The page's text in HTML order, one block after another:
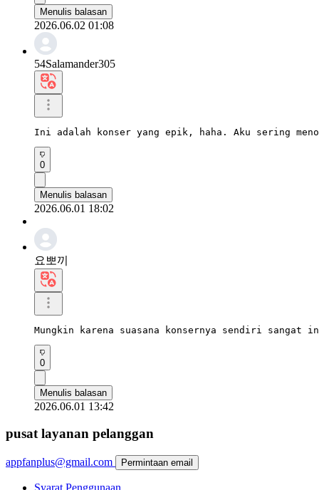
Menulis balasan
2026.06.02 01:08
54Salamander305
Ini adalah konser yang epik, haha. Aku sering
0
Menulis balasan
2026.06.01 18:02
요뽀끼
Mungkin karena suasana konsernya sendiri
0
Menulis balasan
2026.06.01 13:42
pusat layanan pelanggan
appfanplus@gmail.com Permintaan email
Syarat Penggunaan